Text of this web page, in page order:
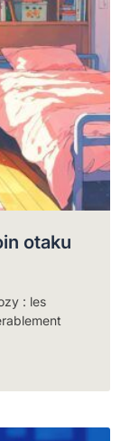
otaku
: les